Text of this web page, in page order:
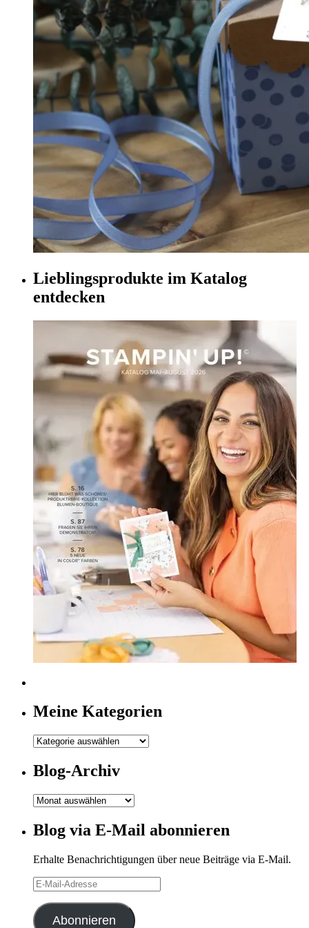
Lieblingsprodukte im Katalog
entdecken
Meine Kategorien
Meine
Blog-Archiv
Blog-
Blog via E-Mail abonnieren
Erhalte Benachrichtigungen über neue Beiträge via E-Mail.
E-
Mail-
Adresse
Abonnieren